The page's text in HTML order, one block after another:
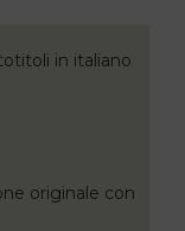
in italiano
originale con